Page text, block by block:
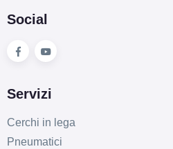
Social
Servizi
Cerchi in lega
Pneumatici